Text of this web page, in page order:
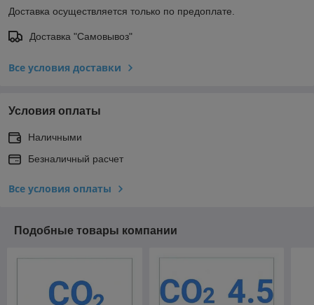
Доставка осуществляется только по предоплате.
Доставка "Самовывоз"
Все условия доставки
Условия оплаты
Наличными
Безналичный расчет
Все условия оплаты
Подобные товары компании